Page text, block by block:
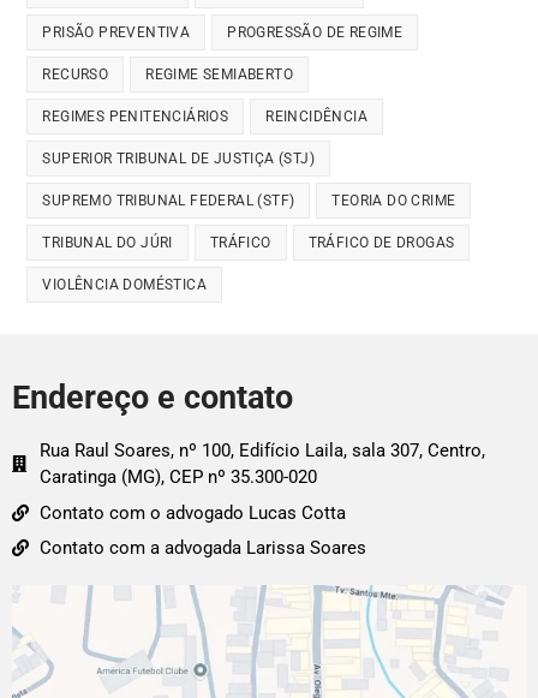
PRISÃO PREVENTIVA PROGRESSÃO DE REGIME
RECURSO REGIME SEMIABERTO
REGIMES PENITENCIÁRIOS REINCIDÊNCIA
SUPERIOR TRIBUNAL DE JUSTIÇA (STJ)
SUPREMO TRIBUNAL FEDERAL (STF) TEORIA DO CRIME
TRIBUNAL DO JÚRI TRÁFICO TRÁFICO DE DROGAS
VIOLÊNCIA DOMÉSTICA
Endereço e contato
Rua Raul Soares, nº 100, Edifício Laila, sala 307, Centro,
Caratinga (MG), CEP nº 35.300-020
Contato com o advogado Lucas Cotta
Contato com a advogada Larissa Soares